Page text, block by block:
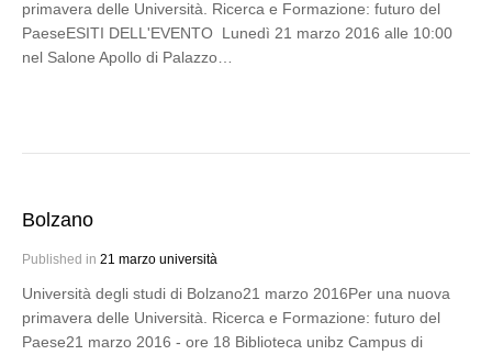
primavera delle Università. Ricerca e Formazione: futuro del
PaeseESITI DELL'EVENTO Lunedì 21 marzo 2016 alle 10:00
nel Salone Apollo di Palazzo…
Bolzano
Published in 21 marzo università
Università degli studi di Bolzano21 marzo 2016Per una nuova
primavera delle Università. Ricerca e Formazione: futuro del
Paese21 marzo 2016 - ore 18 Biblioteca unibz Campus di